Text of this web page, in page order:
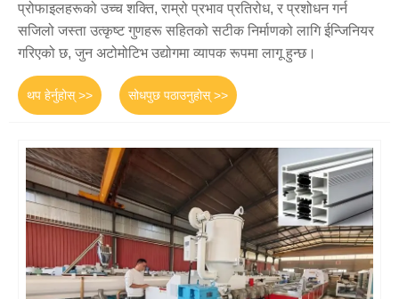
प्रोफाइलहरूको उच्च शक्ति, राम्रो प्रभाव प्रतिरोध, र प्रशोधन गर्न
सजिलो जस्ता उत्कृष्ट गुणहरू सहितको सटीक निर्माणको लागि ईन्जिनियर
गरिएको छ, जुन अटोमोटिभ उद्योगमा व्यापक रूपमा लागू हुन्छ।
थप हेर्नुहोस् >> सोधपुछ पठाउनुहोस् >>